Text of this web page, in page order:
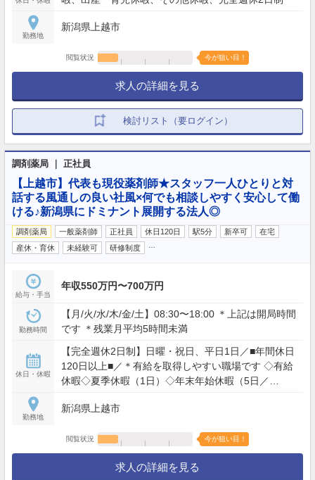
勤務地
新潟県上越市
閲覧状況 今が狙い目！
求人の詳細を見る
検討リスト（要ログイン）
調剤薬局 ｜ 正社員
【上越市】代表も現役薬剤師★スタッフ一人ひとりと対
話する風通しの良い社風×何でも相談しやすく安心して働
ける♪新潟県にドミナント展開する法人◎
調剤薬局 一般薬剤師 正社員 休日120日 駅5分 新卒可
在宅
産休・育休
未経験可 研修制度
給与・手当
年収550万円〜700万円
勤務時間
【月/火/水/木/金/土】08:30〜18:00 ＊上記は開局時間
です ＊残業月平均5時間未満
休日・休暇
【完全週休2日制】日曜・祝日、平日1日／■年間休日
120日以上■／＊有給を取得しやすい職場です ◇有給
休暇◇夏季休暇（1日）◇年末年始休暇（5日／
休暇（取得実績あり）
勤務地
新潟県上越市
閲覧状況 今が狙い目！
求人の詳細を見る